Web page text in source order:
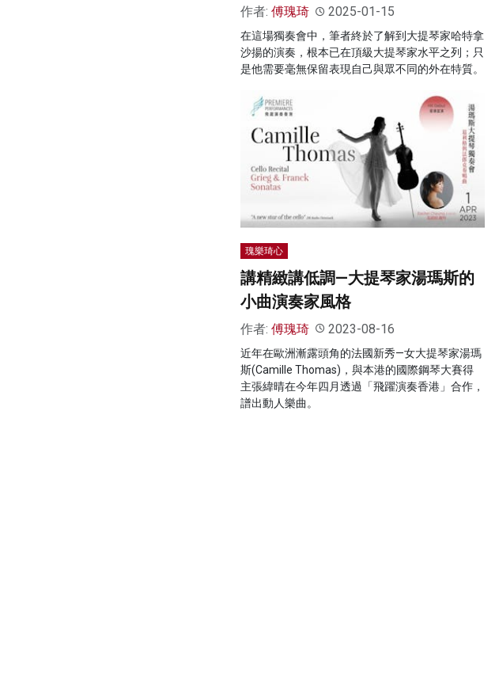
作者: 傅瑰琦 2025-01-15
在這場獨奏會中，筆者終於了解到大提琴家哈特拿
沙揚的演奏，根本已在頂級大提琴家水平之列；只
是他需要毫無保留表現自己與眾不同的外在特質。
瑰樂琦心
講精緻講低調—大提琴家湯瑪斯的
小曲演奏家風格
作者: 傅瑰琦 2023-08-16
近年在歐洲漸露頭角的法國新秀—女大提琴家湯瑪
斯(Camille Thomas)，與本港的國際鋼琴大賽得
主張緯晴在今年四月透過「飛躍演奏香港」合作，
譜出動人樂曲。